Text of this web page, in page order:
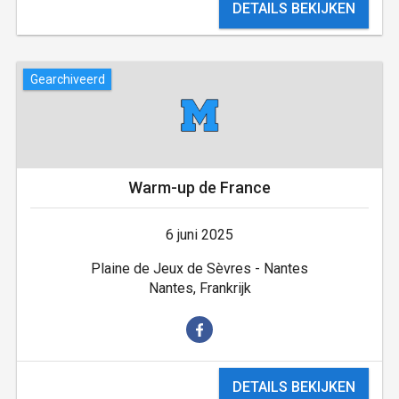
DETAILS BEKIJKEN
Gearchiveerd
Warm-up de France
6 juni 2025
Plaine de Jeux de Sèvres - Nantes
Nantes, Frankrijk
DETAILS BEKIJKEN